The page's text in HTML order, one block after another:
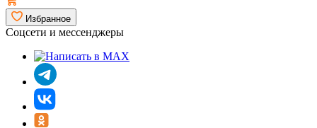
Избранное
Соцсети и мессенджеры